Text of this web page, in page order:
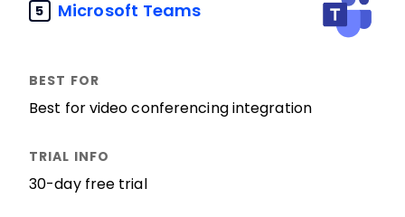
5 Microsoft Teams
Best for video conferencing integration
30-day free trial